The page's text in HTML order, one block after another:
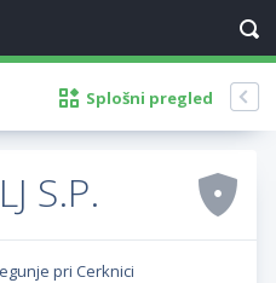
Splošni pregled
S.P.
pri Cerknici